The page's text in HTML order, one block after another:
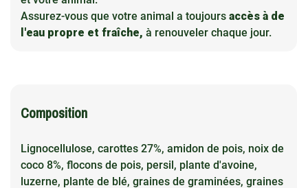
Assurez-vous que votre animal a toujours accès à de
l'eau propre et fraîche, à renouveler chaque jour.
Composition
Lignocellulose, carottes 27%, amidon de pois, noix de
coco 8%, flocons de pois, persil, plante d'avoine,
luzerne, plante de blé, graines de graminées, graines